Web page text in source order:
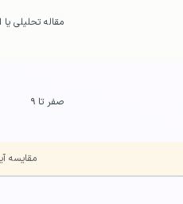
مقاله تحلیلی یا
صفر تا ۹
مقایسه